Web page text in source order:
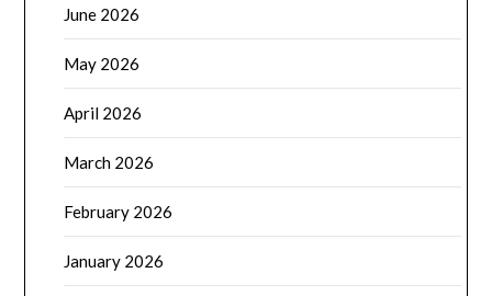
June 2026
May 2026
April 2026
March 2026
February 2026
January 2026